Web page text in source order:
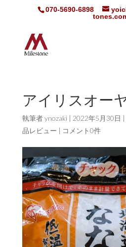
070-5690-6898
アイリスオー
執筆者ynozaki| 2022年5月30日 |
品レビュー | コメント0件